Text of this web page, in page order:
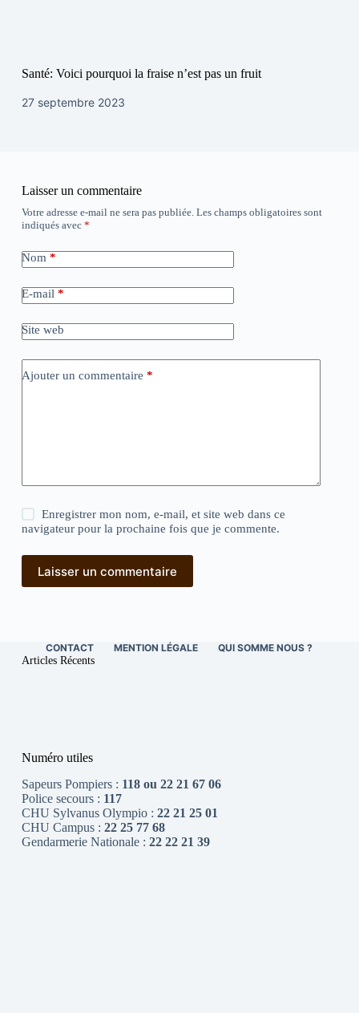
Santé: Voici pourquoi la fraise n’est pas un fruit
27 septembre 2023
Laisser un commentaire
Votre adresse e-mail ne sera pas publiée. Les champs obligatoires sont
indiqués avec *
Nom *
E-mail *
Site web
Ajouter un commentaire *
Enregistrer mon nom, e-mail, et site web dans ce
navigateur pour la prochaine fois que je commente.
Laisser un commentaire
CONTACT MENTION LÉGALE QUI SOMME NOUS ?
Articles Récents
Numéro utiles
Sapeurs Pompiers : 118 ou 22 21 67 06
Police secours : 117
CHU Sylvanus Olympio : 22 21 25 01
CHU Campus : 22 25 77 68
Gendarmerie Nationale : 22 22 21 39